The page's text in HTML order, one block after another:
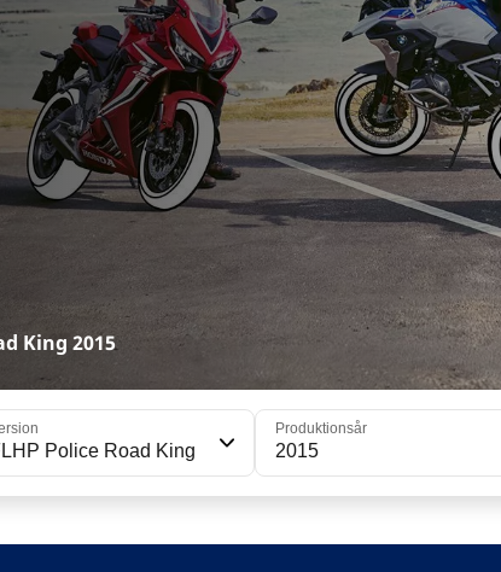
King 2015
Police Road King
Produktionsår
2015